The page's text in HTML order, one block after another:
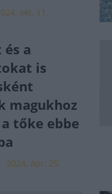
okt. 11.
és a
is
magukhoz
tőke ebbe
2024. ápr. 25.